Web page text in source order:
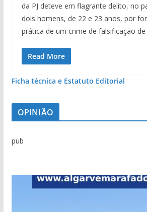
da PJ deteve em flagrante delito, no
dois homens, de 22 e 23 anos, por
prática de um crime de falsificação
Read More
Ficha técnica e Estatuto Editorial
OPINIÃO
pub